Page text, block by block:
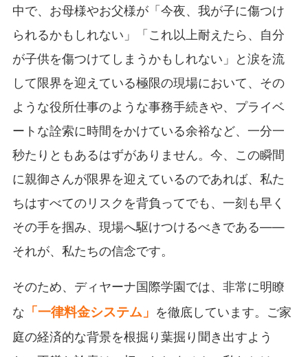
中で、お母様やお父様が「今夜、我が子に傷つけ
られるかもしれない」「これ以上耐えたら、自分
が子供を傷つけてしまうかもしれない」と涙を流
して限界を迎えている極限の現場において、その
ような役所仕事のような事務手続きや、プライベ
ートな詮索に時間をかけている余裕など、一分一
秒たりともあるはずがありません。今、この瞬間
に親御さんが限界を迎えているのであれば、私た
ちはすべてのリスクを背負ってでも、一刻も早く
その手を掴み、現場へ駆けつけるべきである――
それが、私たちの信念です。
そのため、ディヤーナ国際学園では、非常に明瞭
な 「一律料金システム」 を徹底しています。ご家
庭の経済的な背景を根掘り葉掘り聞き出すよう